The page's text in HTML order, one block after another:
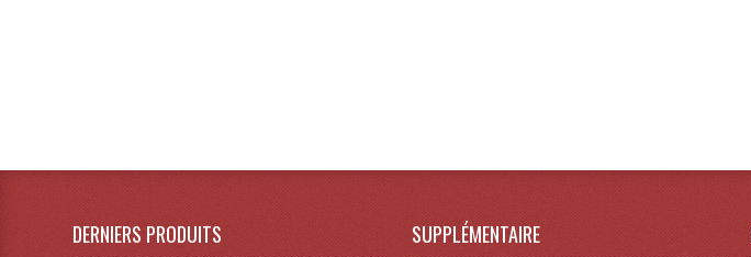
DERNIERS PRODUITS SUPPLÉMENTAIRE